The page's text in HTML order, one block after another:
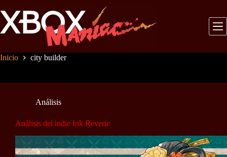
al
contenido
Inicio city builder
Análisis
Análisis del indie Ink Reverie